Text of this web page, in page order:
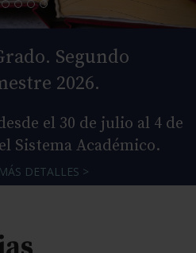
Segundo
2026.
el 30 de julio al 4 de
Sistema Académico.
DETALLES >